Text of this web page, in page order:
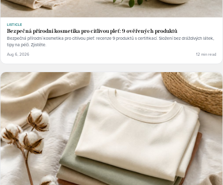
LISTICLE
Bezpečná přírodní kosmetika pro citlivou pleť: 9 ověřených produktů
Bezpečná přírodní kosmetika pro citlivou pleť: recenze 9 produktů s certifikací. Složení bez dráždivých látek,
tipy na péči. Zjistěte.
Aug 6, 2026 12 min read